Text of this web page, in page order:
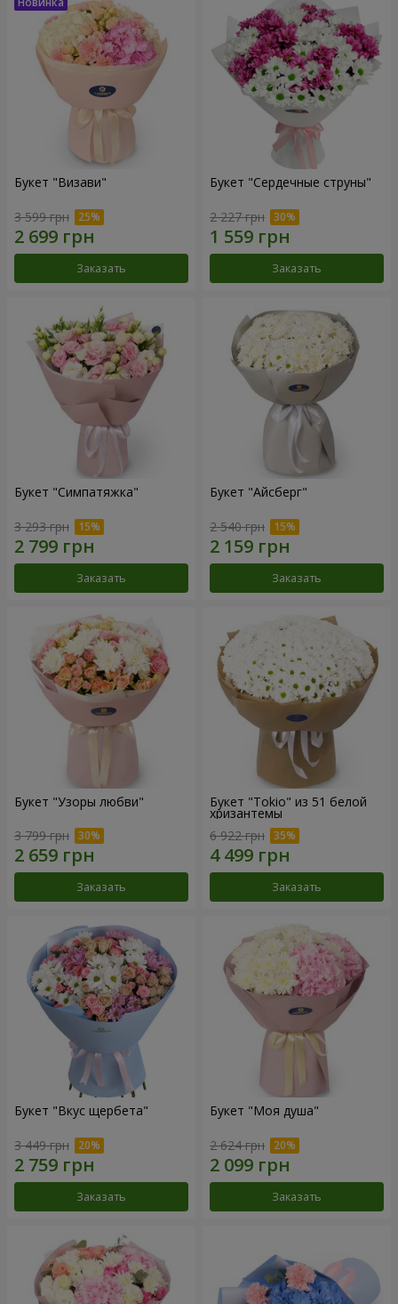
Букет "Визави"
3 599 грн
Заказать
Букет "Сердечные струны"
2 227 грн
Заказать
Букет "Симпатяжка"
3 293 грн
Заказать
Букет "Айсберг"
2 540 грн
Заказать
Букет "Узоры любви"
3 799 грн
Заказать
Букет "Tokio" из 51 белой
хризантемы
6 922 грн
Заказать
Букет "Вкус щербета"
3 449 грн
Заказать
Букет "Моя душа"
2 624 грн
Заказать